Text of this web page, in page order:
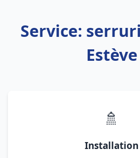
Service:
Estève
🚿
Installation